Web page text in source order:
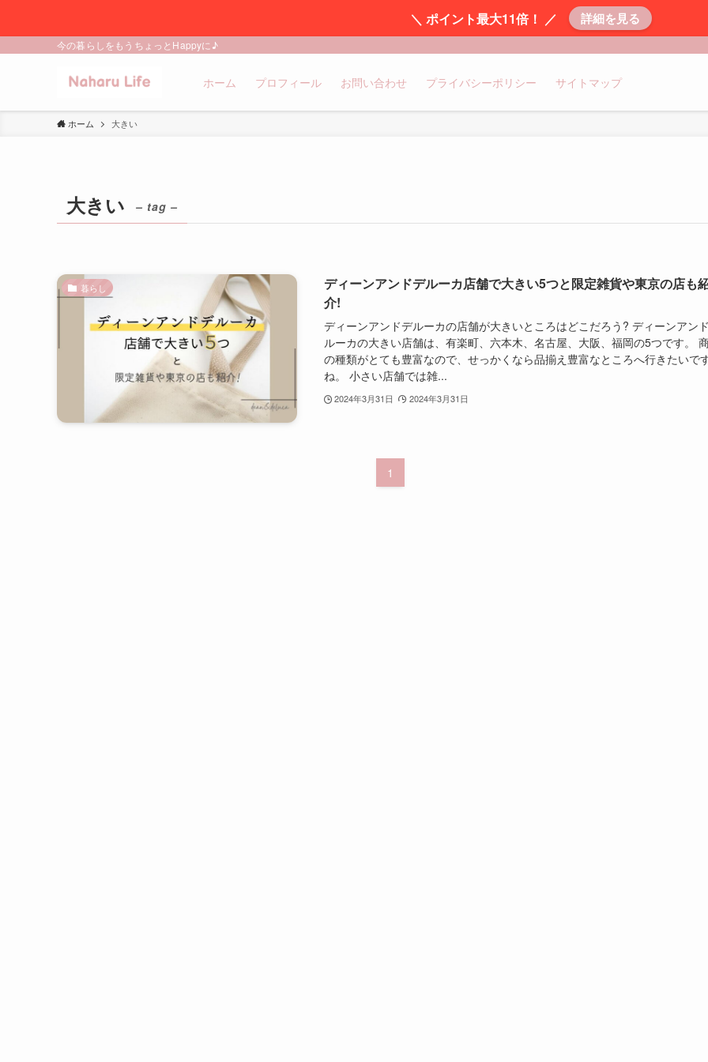
＼ ポイント最大11倍！ ／ 詳細を見る
今の暮らしをもうちょっとHappyに♪
ホーム プロフィール お問い合わせ プライバシーポリシー サイトマップ
ホーム 大きい
大きい – tag –
暮らし
ディーンアンドデルーカ店舗で大きい5つと限定雑貨や東京の店も
介!
ディーンアンドデルーカの店舗が大きいところはどこだろう? ディーンアン
ルーカの大きい店舗は、有楽町、六本木、名古屋、大阪、福岡の5つです。
の種類がとても豊富なので、せっかくなら品揃え豊富なところへ行きたいで
ね。 小さい店舗では雑...
2024年3月31日 2024年3月31日
1